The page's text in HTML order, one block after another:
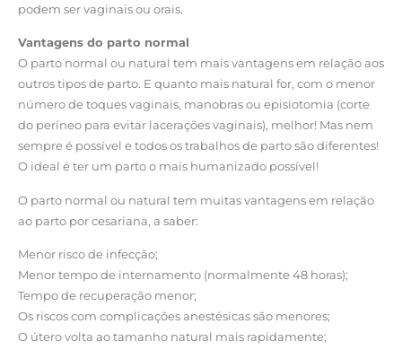
podem ser vaginais ou orais.
Vantagens do parto normal
O parto normal ou natural tem mais vantagens em relação aos
outros tipos de parto. E quanto mais natural for, com o menor
número de toques vaginais, manobras ou episiotomia (corte
do períneo para evitar lacerações vaginais), melhor! Mas nem
sempre é possível e todos os trabalhos de parto são diferentes!
O ideal é ter um parto o mais humanizado possível!
O parto normal ou natural tem muitas vantagens em relação
ao parto por cesariana, a saber:
Menor risco de infecção;
Menor tempo de internamento (normalmente 48 horas);
Tempo de recuperação menor;
Os riscos com complicações anestésicas são menores;
O útero volta ao tamanho natural mais rapidamente;